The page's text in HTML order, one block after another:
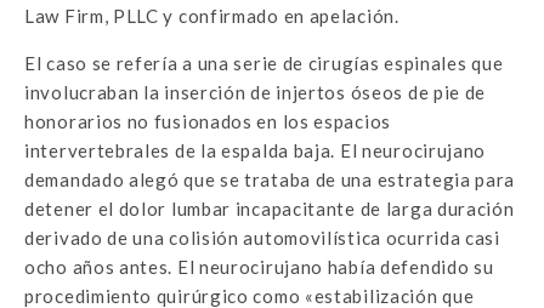
Law Firm, PLLC y confirmado en apelación.
El caso se refería a una serie de cirugías espinales que
involucraban la inserción de injertos óseos de pie de
honorarios no fusionados en los espacios
intervertebrales de la espalda baja. El neurocirujano
demandado alegó que se trataba de una estrategia para
detener el dolor lumbar incapacitante de larga duración
derivado de una colisión automovilística ocurrida casi
ocho años antes. El neurocirujano había defendido su
procedimiento quirúrgico como «estabilización que